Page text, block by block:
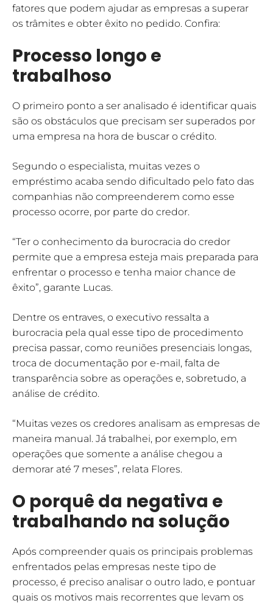
fatores que podem ajudar as empresas a superar
os trâmites e obter êxito no pedido. Confira:
Processo longo e
trabalhoso
O primeiro ponto a ser analisado é identificar quais
são os obstáculos que precisam ser superados por
uma empresa na hora de buscar o crédito.
Segundo o especialista, muitas vezes o
empréstimo acaba sendo dificultado pelo fato das
companhias não compreenderem como esse
processo ocorre, por parte do credor.
“Ter o conhecimento da burocracia do credor
permite que a empresa esteja mais preparada para
enfrentar o processo e tenha maior chance de
êxito”, garante Lucas.
Dentre os entraves, o executivo ressalta a
burocracia pela qual esse tipo de procedimento
precisa passar, como reuniões presenciais longas,
troca de documentação por e-mail, falta de
transparência sobre as operações e, sobretudo, a
análise de crédito.
“Muitas vezes os credores analisam as empresas de
maneira manual. Já trabalhei, por exemplo, em
operações que somente a análise chegou a
demorar até 7 meses”, relata Flores.
O porquê da negativa e
trabalhando na solução
Após compreender quais os principais problemas
enfrentados pelas empresas neste tipo de
processo, é preciso analisar o outro lado, e pontuar
quais os motivos mais recorrentes que levam os